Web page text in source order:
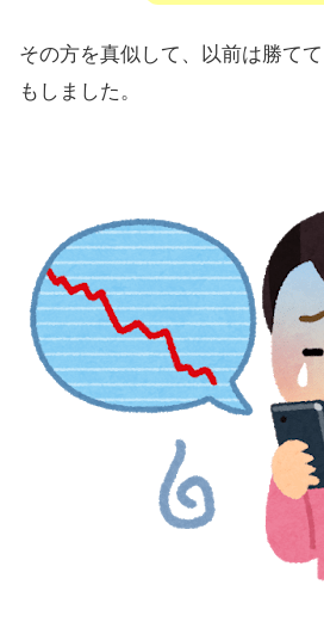
その方を真似して、以前は勝て
もしました。